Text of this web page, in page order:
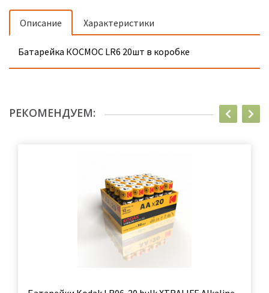
Описание Характеристики
Батарейка КОСМОС LR6 20шт в коробке
РЕКОМЕНДУЕМ: